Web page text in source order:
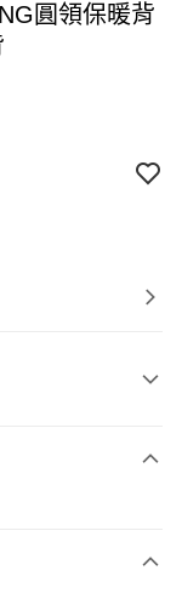
圓領保暖背